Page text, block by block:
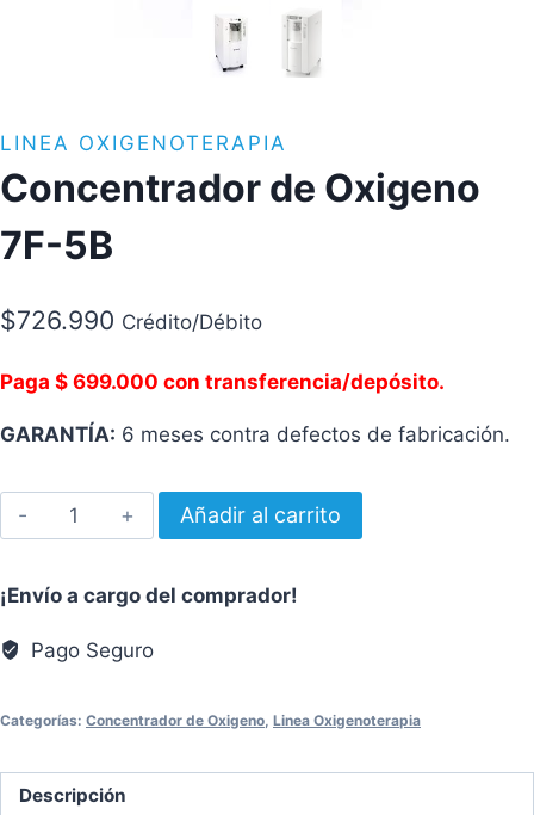
LINEA OXIGENOTERAPIA
Concentrador de Oxigeno
7F-5B
$726.990 Crédito/Débito
Paga $ 699.000 con transferencia/depósito.
GARANTÍA: 6 meses contra defectos de fabricación.
Concentrador
de
7F-
cantidad
Añadir al carrito
¡Envío a cargo del comprador!
Pago Seguro
Categorías: Concentrador de Oxigeno Linea Oxigenoterapia
Descripción